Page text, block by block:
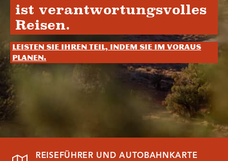
ist verantwortungsvolles
Reisen.
Leisten Sie Ihren Teil, indem Sie im Voraus
planen.
REISEFÜHRER UND AUTOBAHNKARTE